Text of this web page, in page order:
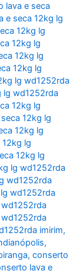
lava e seca
e seca 12kg lg
12kg lg
12kg lg
12kg lg
12kg lg
lg wd1252rda
lg wd1252rda
12kg lg
12kg lg
12kg lg
lg
12kg lg
lg wd1252rda
wd1252rda
wd1252rda
imirim,
,
,conserto
lava e